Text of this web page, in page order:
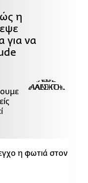
η
για να
η φωτιά στον